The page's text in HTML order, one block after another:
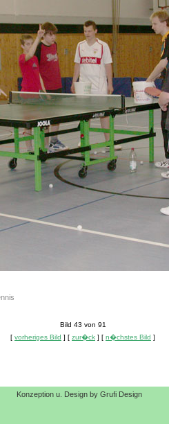
Bild 43 von 91
[ vorheriges Bild ] [ zur�ck ] [ n�chstes Bild ]
Konzeption u. Design by Grufi Design